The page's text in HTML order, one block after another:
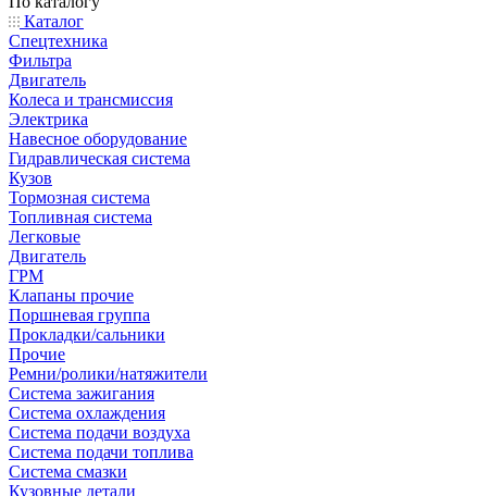
Каталог
Спецтехника
Фильтра
Двигатель
Колеса и трансмиссия
Электрика
Навесное оборудование
Гидравлическая система
Кузов
Тормозная система
Топливная система
Легковые
Двигатель
ГРМ
Клапаны прочие
Поршневая группа
Прокладки/сальники
Прочие
Ремни/ролики/натяжители
Система зажигания
Система охлаждения
Система подачи воздуха
Система подачи топлива
Система смазки
Кузовные детали